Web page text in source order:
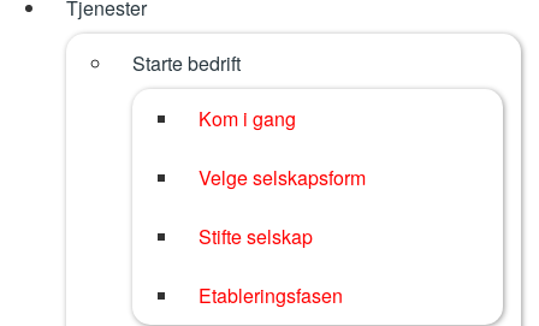
Tjenester
Starte bedrift
Kom i gang
Velge selskapsform
Stifte selskap
Etableringsfasen